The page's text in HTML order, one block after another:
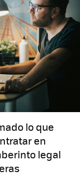
lo que
en
legal